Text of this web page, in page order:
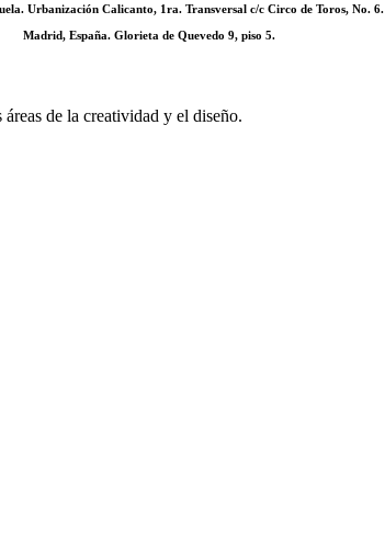
Urbanización Calicanto, 1ra. Transversal c/c Circo de Toros, No. 6.
Madrid, España. Glorieta de Quevedo 9, piso 5.
de la creatividad y el diseño.